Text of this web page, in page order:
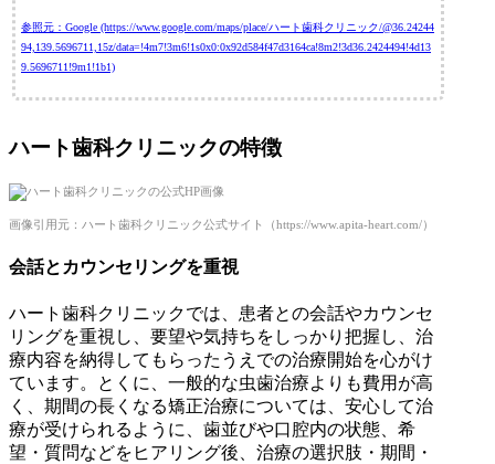
参照元：Google (https://www.google.com/maps/place/ハート歯科クリニック/@36.24244
94,139.5696711,15z/data=!4m7!3m6!1s0x0:0x92d584f47d3164ca!8m2!3d36.2424494!4d13
9.5696711!9m1!1b1)
ハート歯科クリニックの特徴
画像引用元：ハート歯科クリニック公式サイト（https://www.apita-heart.com/）
会話とカウンセリングを重視
ハート歯科クリニックでは、患者との会話やカウンセ
リングを重視し、要望や気持ちをしっかり把握し、治
療内容を納得してもらったうえでの治療開始を心がけ
ています。とくに、一般的な虫歯治療よりも費用が高
く、期間の長くなる矯正治療については、安心して治
療が受けられるように、歯並びや口腔内の状態、希
望・質問などをヒアリング後、治療の選択肢・期間・